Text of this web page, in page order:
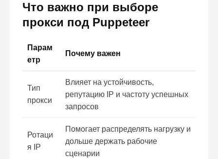
Что важно при выборе
прокси под Puppeteer
Парам
етр
Почему важен
Тип
прокси
Влияет на устойчивость,
репутацию IP и частоту успешных
запросов
Ротаци
я IP
Помогает распределять нагрузку и
дольше держать рабочие
сценарии